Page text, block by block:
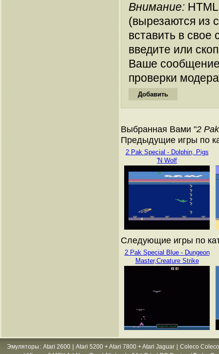
Внимание:
(вырезаются из
вставить в
введите или
Ваше
проверки
Выбранная Вами "2
Предыдущие игры по
2 Pak Special - Dolphin, Pigs
'N Wolf
Следующие игры по
2 Pak Special Blue - Dungeon
Master,Creature Strike
Эмуляторы : Atari 2600 Atari 5200 + Atari 7800 + Atari Jaguar
Coleco